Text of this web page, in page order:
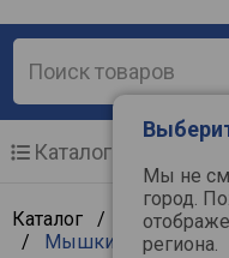
Мы не
город.
региона.
Каталог
Каталог /
/ Мышки /Xiaomi